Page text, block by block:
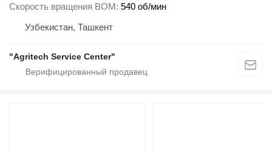
Скорость вращения ВОМ 540 об/мин
Узбекистан, Ташкент
"Agritech Service Center"